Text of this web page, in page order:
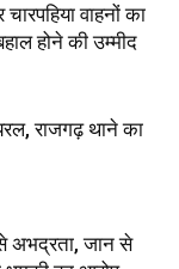
वाहनों का
होने की उम्मीद
राजगढ़ थाने का
अभद्रता, जान से